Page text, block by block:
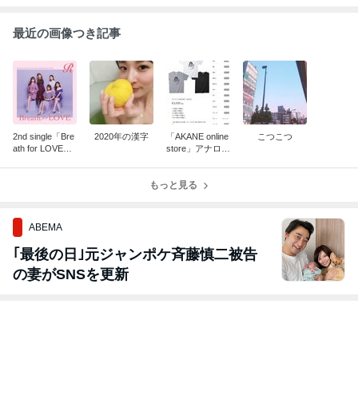
最近の画像つき記事
2nd single「Bre
ath for LOVE」
2020年の漢字
「AKANE online
store」アナログ
こつこつ
もっと見る
ABEMA
｢最後の日｣元ジャンポケ斉藤慎二被告
の妻がSNSを更新